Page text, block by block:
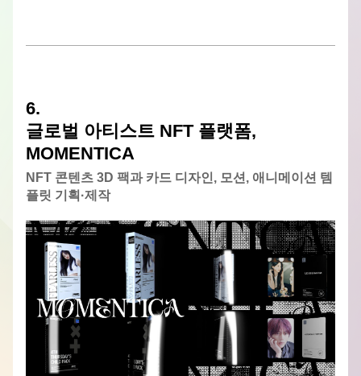
6.
글로벌 아티스트 NFT 플랫폼,
MOMENTICA
NFT 콘텐츠 3D 팩과 카드 디자인, 모션, 애니메이션 템
플릿 기획 ·제작